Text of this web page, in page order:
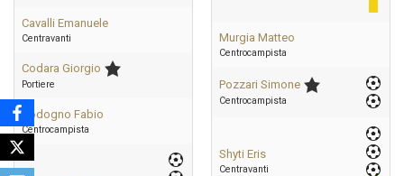
Cavalli Emanuele
Centravanti
Codara Giorgio
Portiere
Codogno Fabio
Centrocampista
Murgia Matteo
Centrocampista
Pozzari Simone
Centrocampista
Shyti Eris
Centravanti